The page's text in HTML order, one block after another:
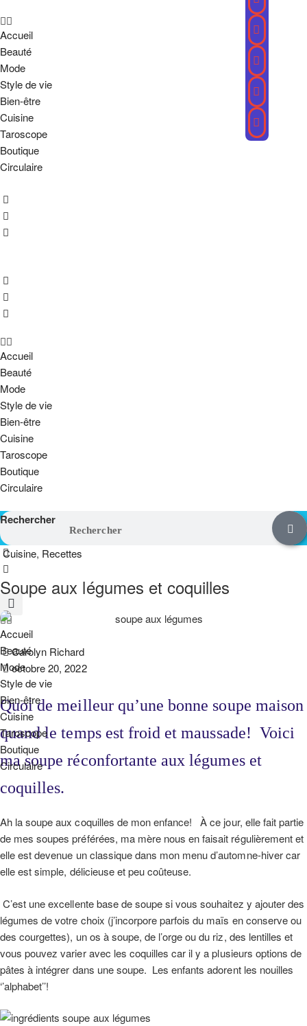
Accueil
Beauté
Mode
Style de vie
Bien-être
Cuisine
Taroscope
Boutique
Circulaire
Accueil
Beauté
Mode
Style de vie
Bien-être
Cuisine
Taroscope
Boutique
Circulaire
Accueil
Beauté
Mode
Style de vie
Bien-être
Cuisine
Taroscope
Boutique
Circulaire
Rechercher
Cuisine, Recettes
Soupe aux légumes et coquilles
Carolyn Richard
octobre 20, 2022
Quoi de meilleur qu’une bonne soupe maison
quand le temps est froid et maussade! Voici
ma soupe réconfortante aux légumes et
coquilles.
Ah la soupe aux coquilles de mon enfance! À ce jour, elle fait partie
de mes soupes préférées, ma mère nous en faisait régulièrement et
elle est devenue un classique dans mon menu d’automne-hiver car
elle est simple, délicieuse et peu coûteuse.
C’est une excellente base de soupe si vous souhaitez y ajouter des
légumes de votre choix (j’incorpore parfois du maïs en conserve ou
des courgettes), un os à soupe, de l’orge ou du riz, des lentilles et
vous pouvez varier avec les coquilles car il y a plusieurs options de
pâtes à intégrer dans une soupe. Les enfants adorent les nouilles
‘’alphabet’’!